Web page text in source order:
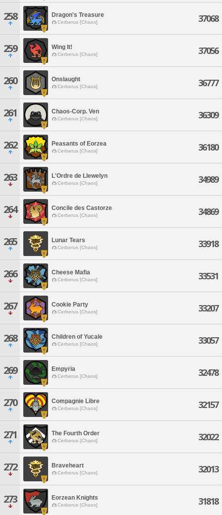
258 Dragon's Treasure
Cerberus [Chaos] 37068
259 Wing It!
Cerberus [Chaos] 37056
260 Onslaught
Cerberus [Chaos] 36777
261 Chaos-Corp. Ven
Cerberus [Chaos] 36309
262 Peasants of Eorzea
Cerberus [Chaos] 36180
263 L'Ordre de Llewelyn
Cerberus [Chaos] 34989
264 Concile des Castorze
Cerberus [Chaos] 34869
265 Lunar Tears
Cerberus [Chaos] 33918
266 Cheese Mafia
Cerberus [Chaos] 33531
267 Cookie Party
Cerberus [Chaos] 33207
268 Children of Yucale
Cerberus [Chaos] 33057
269 Empyria
Cerberus [Chaos] 32478
270 Compagnie Libre
Cerberus [Chaos] 32157
271 The Fourth Order
Cerberus [Chaos] 32022
272 Braveheart
Cerberus [Chaos] 32013
273 Eorzean Knights
Cerberus [Chaos] 31818